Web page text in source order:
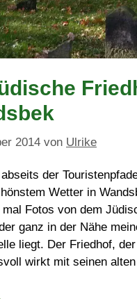
2014 von Ulrike
der
Wetter in
Fotos von dem
ganz in der Nähe
liegt. Der Friedhof,
wirkt mit seinen